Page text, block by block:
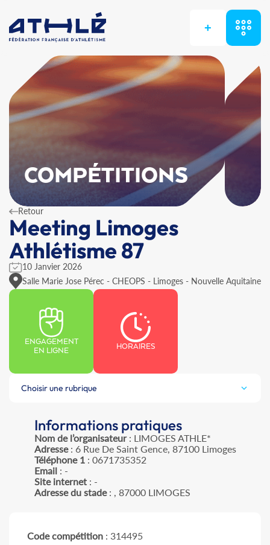
+
COMPÉTITIONS
Retour
Meeting Limoges
Athlétisme 87
10 Janvier 2026
Salle Marie Jose Pérec - CHEOPS - Limoges - Nouvelle Aquitaine
ENGAGEMENT
EN LIGNE
HORAIRES
Choisir une rubrique
Informations pratiques
Nom de l’organisateur: LIMOGES ATHLE*
Adresse: 6 Rue De Saint Gence, 87100 Limoges
Téléphone 1: 0671735352
Email: -
Site internet: -
Adresse du stade: , 87000 LIMOGES
Code compétition : 314495